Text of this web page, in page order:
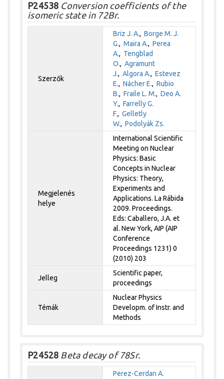
P24538 Conversion coefficients of the
isomeric state in 72Br.
Szerzők
Briz J. A.,Borge M. J.
G.,Maira A.,Perea
A., Tengblad
O.,Agramunt
J.,Algora A.,Estevez
E.,Nácher E.,Rubio
B.,Fraile L. M.,Deo A.
Y.,Farrelly G.
F.,Gelletly
W.,Podolyák Zs.
Megjelenés
helye
International Scientific
Meeting on Nuclear
Physics: Basic
Concepts in Nuclear
Physics: Theory,
Experiments and
Applications. La Rábida
2009. Proceedings.
Eds: Caballero, J.A. et
al. New York, AIP (AIP
Conference
Proceedings 1231) 0
(2010) 203
Jelleg
Scientific paper,
proceedings
Témák
Nuclear Physics
Developm. of Instr. and
Methods
P24528 Beta decay of 78Sr.
Perez-Cerdan A.